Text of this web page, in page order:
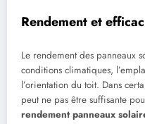
Rendement et
Le rendement des panneaux
conditions climatiques,
l’orientation du toit. Dans
peut ne pas être suffisante
rendement panneaux